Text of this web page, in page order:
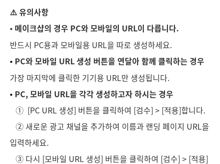
⚠️ 유의사항
• 메이크샵의 경우 PC와 모바일의 URL이 다릅니다.
반드시 PC용과 모바일용 URL을 따로 생성하세요.
• PC와 모바일 URL 생성 버튼을 연달아 함께 클릭하는 경우
가장 마지막에 클릭한 기기용 URL만 생성됩니다.
• PC, 모바일 URL을 각각 생성하고자 하시는 경우
① [PC URL 생성] 버튼을 클릭하여 [검수] > [적용]합니다.
② 새로운 광고 채널을 추가하여 이름과 랜딩 페이지 URL을
입력하세요.
③ 다시 [모바일 URL 생성] 버튼을 클릭하여 [검수] > [적용]